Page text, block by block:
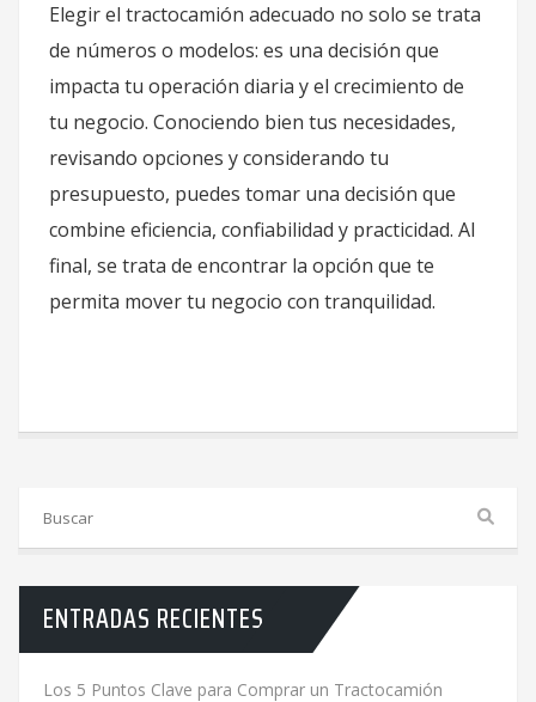
Elegir el tractocamión adecuado no solo se trata
de números o modelos: es una decisión que
impacta tu operación diaria y el crecimiento de
tu negocio. Conociendo bien tus necesidades,
revisando opciones y considerando tu
presupuesto, puedes tomar una decisión que
combine eficiencia, confiabilidad y practicidad. Al
final, se trata de encontrar la opción que te
permita mover tu negocio con tranquilidad.
ENTRADAS RECIENTES
Los 5 Puntos Clave para Comprar un Tractocamión